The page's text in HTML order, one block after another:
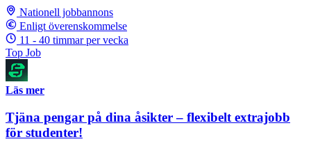
Nationell jobbannons
Enligt överenskommelse
11 - 40 timmar per vecka
Top Job
Läs mer
Tjäna pengar på dina åsikter – flexibelt extrajobb
för studenter!